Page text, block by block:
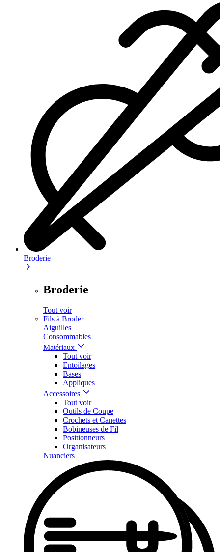
Broderie
Broderie
Tout voir
Fils à Broder
Aiguilles
Consommables
Matériaux
Tout voir
Entoilages
Bases
Appliques
Accessoires
Tout voir
Outils de Coupe
Crochets et Canettes
Bobineuses de Fil
Positionneurs
Organisateurs
Nuanciers